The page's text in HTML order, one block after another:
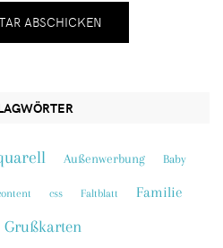
Außenwerbung Baby
css Faltblatt Familie
Grußkarten